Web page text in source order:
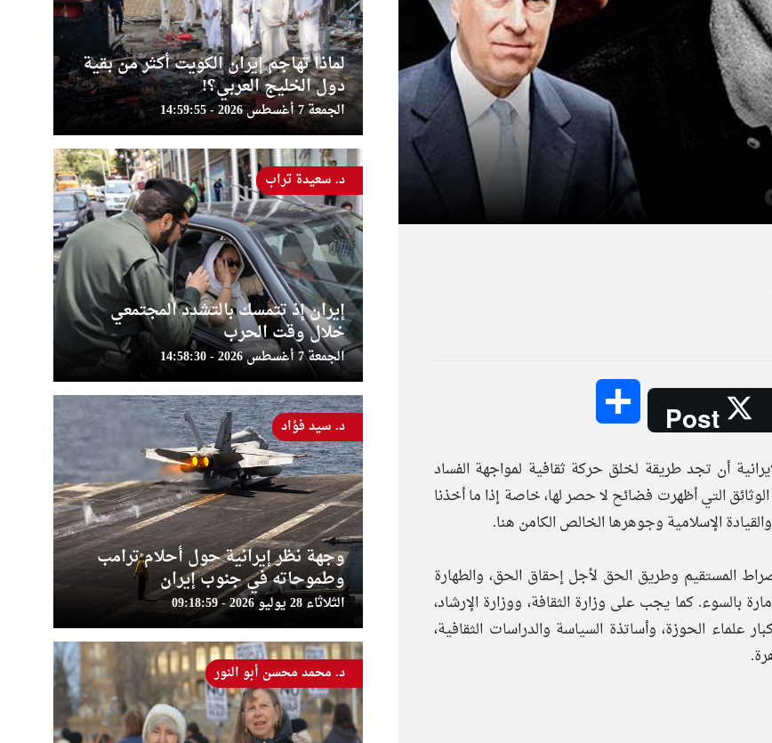
Post
أن تجد طريقة لخلق حركة ثقافية لمواجهة الفساد
التي أظهرت فضائح لا حصر لها، خاصة إذا ما أخذنا
والقيادة الإسلامية وجوهرها الخالص الكامن هنا.
المستقيم وطريق الحق لأجل إحقاق الحق، والطهارة
بالسوء. كما يجب على وزارة الثقافة، ووزارة الإرشاد،
علماء الحوزة، وأساتذة السياسة والدراسات الثقافية،
لماذا تهاجم إيران الكويت أكثر من بقية
دول الخليج العربي؟!
الجمعة 7 أغسطس 2026 - 14:59:55
إيران إذ تتمسك بالتشدد المجتمعي
خلال وقت الحرب
الجمعة 7 أغسطس 2026 - 14:58:30
د. سعيدة تراب
وجهة نظر إيرانية حول أحلام ترامب
وطموحاته في جنوب إيران
الثلاثاء 28 يوليو 2026 - 09:18:59
د. سيد فؤاد
د. محمد محسن أبو النور